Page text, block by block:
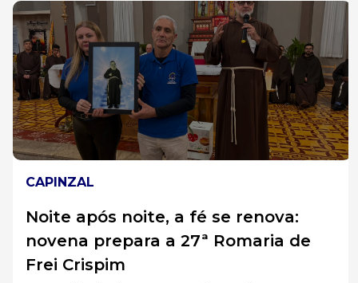
CAPINZAL
Noite após noite, a fé se renova:
novena prepara a 27ª Romaria de
Frei Crispim